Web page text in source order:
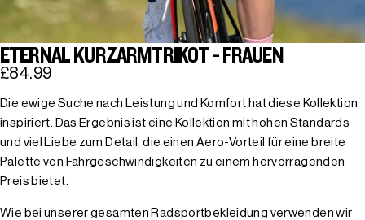
ETERNAL KURZARMTRIKOT - FRAUEN
£84.99
Die ewige Suche nach Leistung und Komfort hat diese Kollektion
inspiriert. Das Ergebnis ist eine Kollektion mit hohen Standards
und viel Liebe zum Detail, die einen Aero-Vorteil für eine breite
Palette von Fahrgeschwindigkeiten zu einem hervorragenden
Preis bietet.
Wie bei unserer gesamten Radsportbekleidung verwenden wir